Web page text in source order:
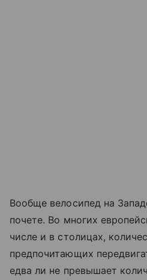
Вообще велосипед на
почете. Во многих
числе и в столицах,
предпочитающих
едва ли не превышает